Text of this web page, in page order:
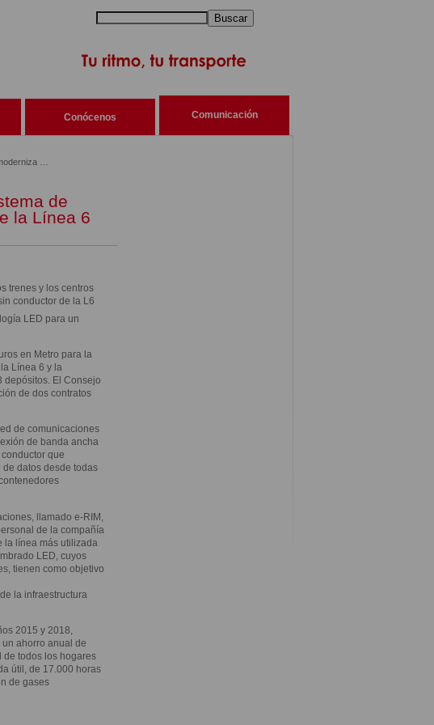
Buscar
Conócenos Comunicación
de
la Línea 6
trenes y los centros
conductor de la L6
LED para un
en Metro para la
Línea 6 y la
depósitos. El Consejo
de dos contratos
de comunicaciones
de banda ancha
que
datos desde todas
llamado e-RIM,
de la compañía
la línea más utilizada
LED, cuyos
tienen como objetivo
la infraestructura
2015 y 2018,
ahorro anual de
todos los hogares
útil, de 17.000 horas
de gases